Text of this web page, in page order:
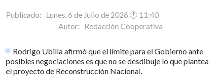
Publicado: Lunes, 6 de Julio de 2026 🕐 11:40
Autor: Redacción Cooperativa
Rodrigo Ubilla afirmó que el límite para el Gobierno ante
posibles negociaciones es que no se desdibuje lo que plantea
el proyecto de Reconstrucción Nacional.